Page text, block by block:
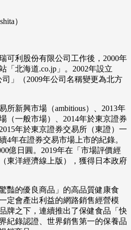
）
利股份有限公司工作後，2000年
「北海道.co.jp」。2002年設立
司」（2009年公司名稱變更為北方
新興市場（ambitious）、2013年
（一般市場）、2014年於東京證券
年於東京證券交易所（東證）一
4年在證券交易市場上市的紀錄。
億日圓。2019年在「市場評價經
東洋經濟線上版），獲得日本政府
的優良商品」的高品質健康食
定會產出利益的網路銷售經營模
牌之下，連續推出了保健食品「快
紀錄認證、世界銷售第一的保養品